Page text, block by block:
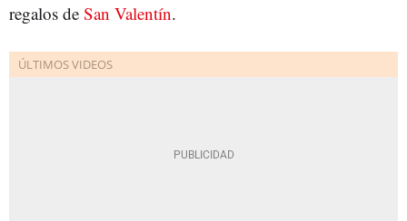
regalos de San Valentín.